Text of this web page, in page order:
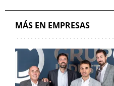
MÁS EN EMPRESAS